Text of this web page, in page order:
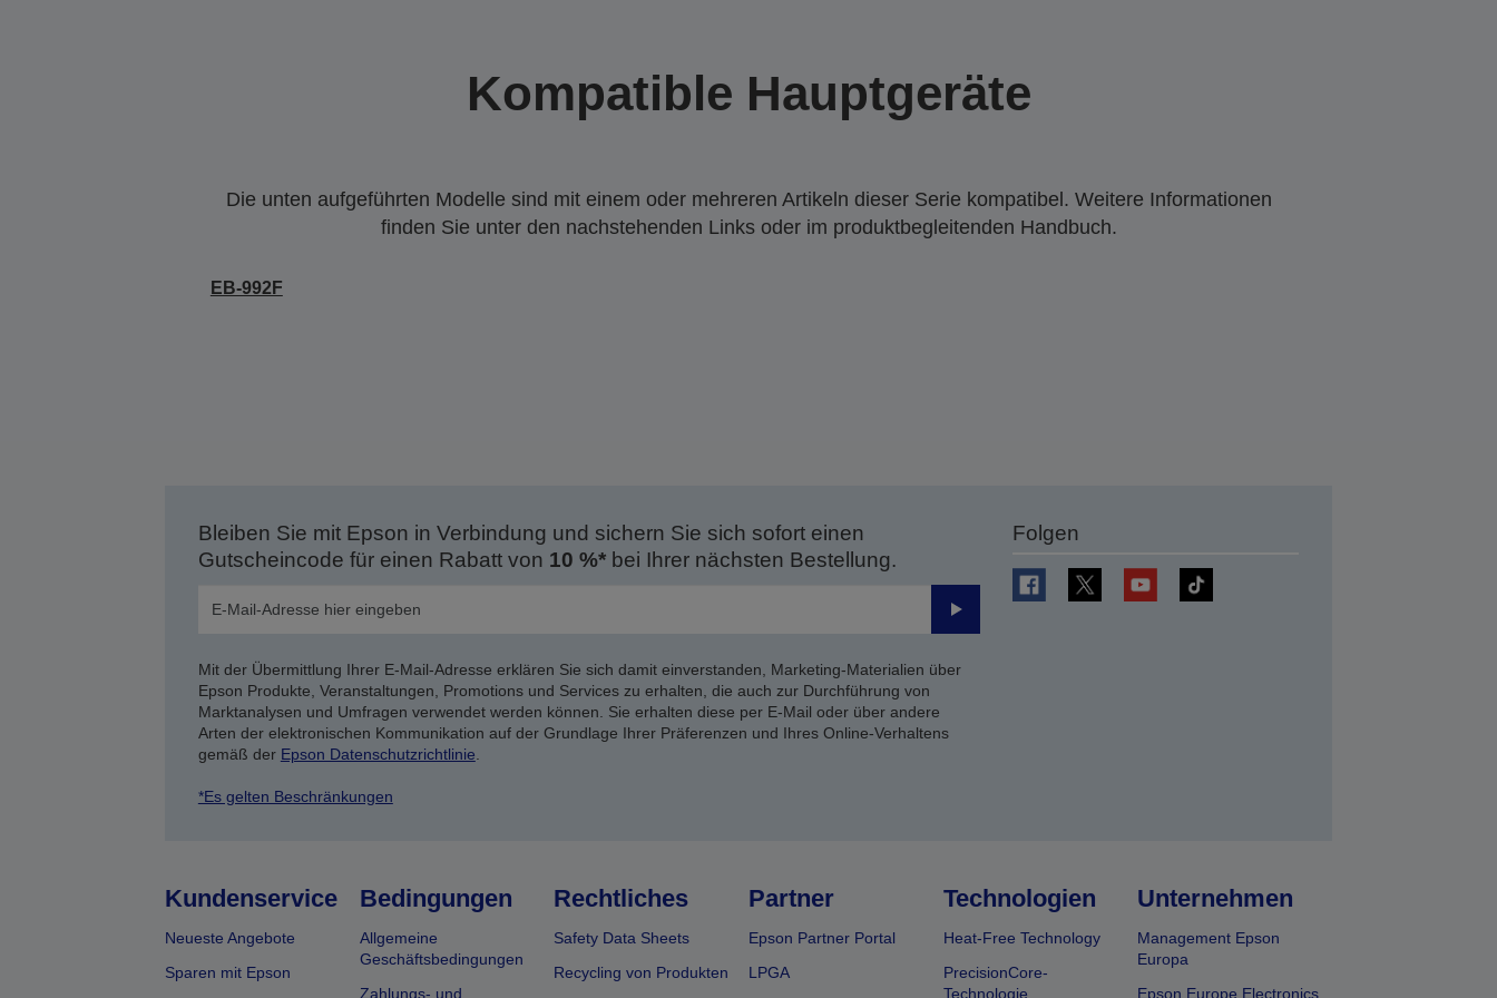
Kompatible Hauptgeräte
Die unten aufgeführten Modelle sind mit einem oder mehreren Artikeln dieser Serie kompatibel. Weitere Informationen
finden Sie unter den nachstehenden Links oder im produktbegleitenden Handbuch.
EB-992F
Bleiben Sie mit Epson in Verbindung und sichern Sie sich sofort einen
Gutscheincode für einen Rabatt von 10 %*bei Ihrer nächsten Bestellung.
Senden
Mit der Übermittlung Ihrer E-Mail-Adresse erklären Sie sich damit einverstanden, Marketing-Materialien über
Epson Produkte, Veranstaltungen, Promotions und Services zu erhalten, die auch zur Durchführung von
Marktanalysen und Umfragen verwendet werden können. Sie erhalten diese per E-Mail oder über andere
Arten der elektronischen Kommunikation auf der Grundlage Ihrer Präferenzen und Ihres Online-Verhaltens
gemäß der Epson Datenschutzrichtlinie
*Es gelten Beschränkungen
Folgen
Kundenservice
Neueste Angebote
Sparen mit Epson
Bedingungen
Allgemeine
Geschäftsbedingungen
Zahlungs- und
Rechtliches
Safety Data Sheets
Recycling von Produkten
Partner
Epson Partner Portal
LPGA
Technologien
Heat-Free Technology
PrecisionCore-
Technologie
Unternehmen
Management Epson
Europa
Epson Europe Electronics